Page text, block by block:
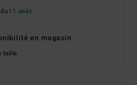
11 août
en magasin
taille